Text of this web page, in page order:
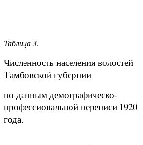
Таблица 3.
Численность населения волостей
Тамбовской губернии
по данным демографическо-
профессиональной переписи 1920
года.